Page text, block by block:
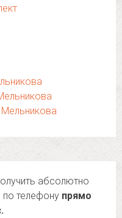
абсолютно
по телефону прямо